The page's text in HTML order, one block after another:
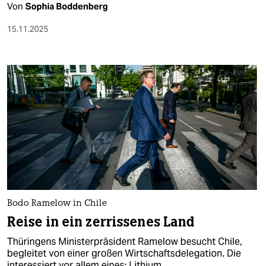
Von Sophia Boddenberg
15.11.2025
Bodo Ramelow in Chile
Reise in ein zerrissenes Land
Thüringens Ministerpräsident Ramelow besucht Chile,
begleitet von einer großen Wirtschaftsdelegation. Die